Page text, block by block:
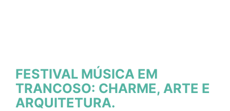
FESTIVAL MÚSICA EM
TRANCOSO: CHARME, ARTE E
ARQUITETURA.